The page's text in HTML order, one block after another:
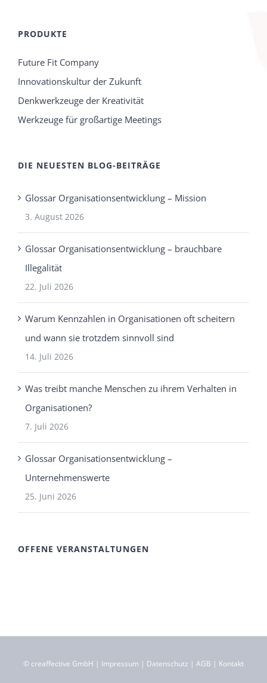
PRODUKTE
Future Fit Company
Innovationskultur der Zukunft
Denkwerkzeuge der Kreativität
Werkzeuge für großartige Meetings
DIE NEUESTEN BLOG-BEITRÄGE
Glossar Organisationsentwicklung – Mission
3. August 2026
Glossar Organisationsentwicklung – brauchbare
Illegalität
22. Juli 2026
Warum Kennzahlen in Organisationen oft scheitern
und wann sie trotzdem sinnvoll sind
14. Juli 2026
Was treibt manche Menschen zu ihrem Verhalten in
Organisationen?
7. Juli 2026
Glossar Organisationsentwicklung –
Unternehmenswerte
25. Juni 2026
OFFENE VERANSTALTUNGEN
© creaffective GmbH | Impressum | Datenschutz | AGB | Kontakt